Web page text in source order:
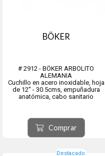
BÖKER
# 2912 - BÖKER ARBOLITO
ALEMANIA
Cuchillo en acero inoxidable, hoja
de 12" - 30.5cms, empuñadura
anatómica, cabo sanitario
Comprar
Destacado